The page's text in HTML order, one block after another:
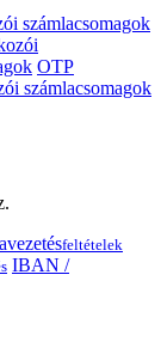
számlacsomagok
OTP
számlacsomagok
feltételek
IBAN /